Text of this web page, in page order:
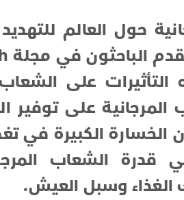
حول العالم
على
المرجانية على توفير
الخسارة الكبيرة في
قدرة الشعاب
الغذاء وسبل العيش.